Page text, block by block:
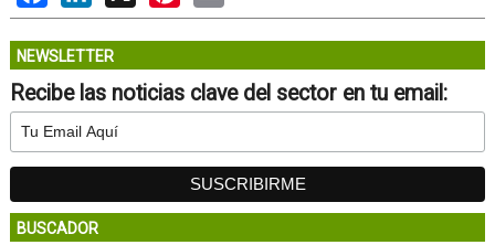
NEWSLETTER
Recibe las noticias clave del sector en tu email:
BUSCADOR